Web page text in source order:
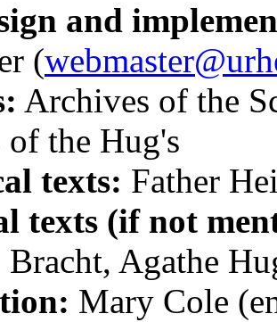
and
(
Archives of the
of the Hug's
texts: Father
texts (if not
Agathe
Mary Cole